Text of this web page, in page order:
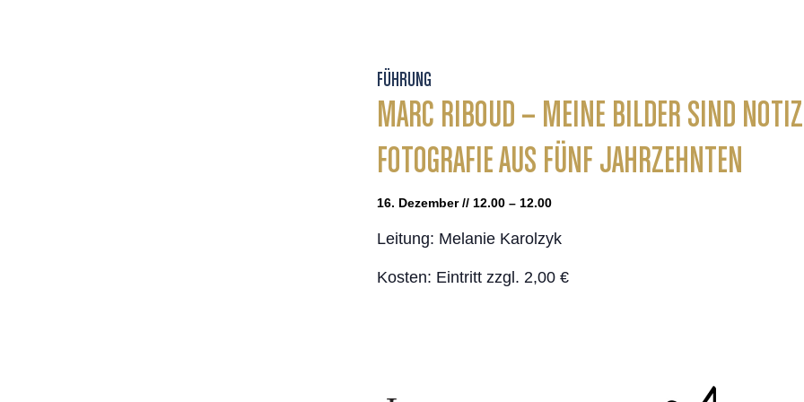
FÜHRUNG
MARC RIBOUD – MEINE BILDER SIND
FOTOGRAFIE AUS FÜNF JAHRZEHNTEN
16. Dezember // 12.00 – 12.00
Leitung: Melanie Karolzyk
Kosten: Eintritt zzgl. 2,00 €